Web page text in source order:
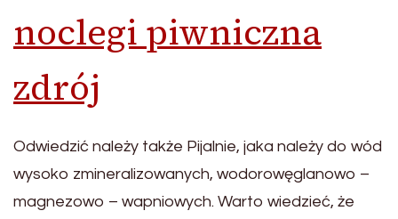
noclegi piwniczna
zdrój
Odwiedzić należy także Pijalnie, jaka należy do wód
wysoko zmineralizowanych, wodorowęglanowo –
magnezowo – wapniowych. Warto wiedzieć, że